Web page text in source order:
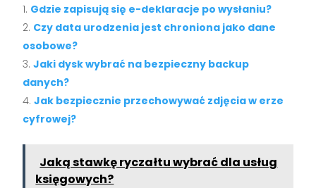
Gdzie zapisują się e-deklaracje po wysłaniu?
Czy data urodzenia jest chroniona jako dane
osobowe?
Jaki dysk wybrać na bezpieczny backup
danych?
Jak bezpiecznie przechowywać zdjęcia w erze
cyfrowej?
Jaką stawkę ryczałtu wybrać dla usług
księgowych?